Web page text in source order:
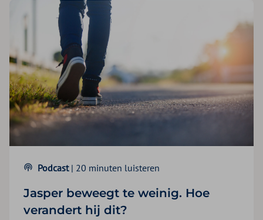
Podcast | 20 minuten luisteren
Jasper beweegt te weinig. Hoe
verandert hij dit?